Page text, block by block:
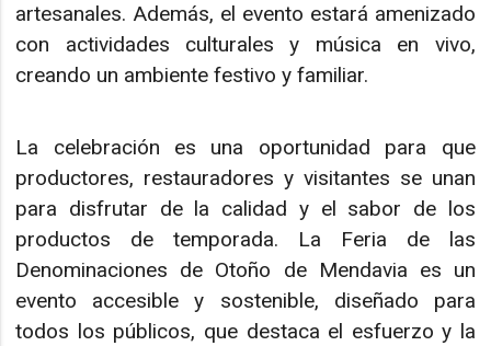
artesanales. Además, el evento estará amenizado
con actividades culturales y música en vivo,
creando un ambiente festivo y familiar.
La celebración es una oportunidad para que
productores, restauradores y visitantes se unan
para disfrutar de la calidad y el sabor de los
productos de temporada. La Feria de las
Denominaciones de Otoño de Mendavia es un
evento accesible y sostenible, diseñado para
todos los públicos, que destaca el esfuerzo y la